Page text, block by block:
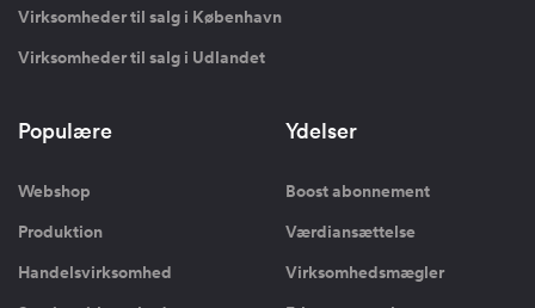
Virksomheder til salg i København
Virksomheder til salg i Udlandet
Populære
Webshop
Produktion
Handelsvirksomhed
Ydelser
Boost abonnement
Værdiansættelse
Virksomhedsmægler